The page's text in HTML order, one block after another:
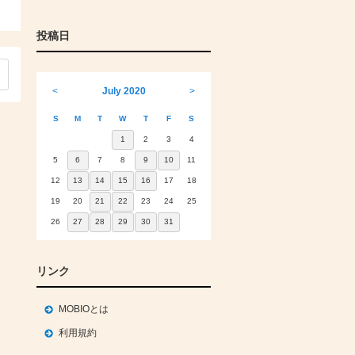
投稿日
< July 2020 >
S M T W T F S
1 2 3 4
5 6 7 8 9 10 11
12 13 14 15 16 17 18
19 20 21 22 23 24 25
26 27 28 29 30 31
リンク
MOBIOとは
利用規約